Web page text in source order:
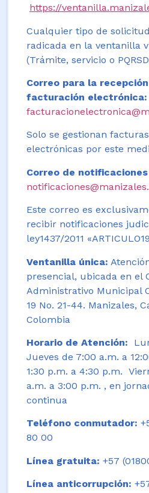
https://
Cualquier tipo de
radicada en la ventanilla
(Trámite, servicio o
Correo para la
facturación electrónica:
Solo se gestionan facturas
electrónicas por este
Correo de
Este correo es
recibir notificaciones
ley1437/2011
Ventanilla única:
presencial, ubicada en el
Administrativo Municipal
19 No. 21-44. Manizales,
Colombia
Horario de Atención:
Jueves de 7:00 a.m. a
1:30 p.m. a 4:30 p.m.
a.m. a 3:00 p.m. , en
continua
Teléfono conmutador:
80 00
Línea gratuita: +57
Línea anticorrupción: